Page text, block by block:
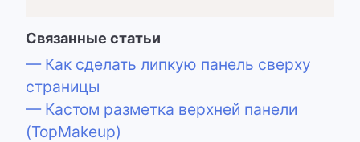
Связанные статьи
— Как сделать липкую панель сверху
страницы
— Кастом разметка верхней панели
(TopMakeup)